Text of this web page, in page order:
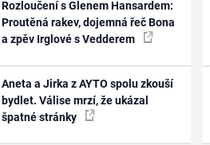
Rozloučení s Glenem Hansardem:
Proutěná rakev, dojemná řeč Bona
a zpěv Irglové s Vedderem
Aneta a Jirka z AYTO spolu zkouší
bydlet. Válise mrzí, že ukázal
špatné stránky